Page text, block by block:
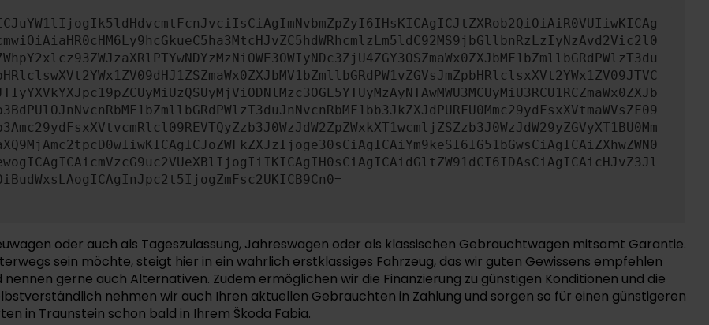
oder auch als Tageszulassung, Jahreswagen oder als klassischen Gebrauchtwagen mitsamt Garantie.
sein möchte, steigt hier in ein wahrlich erstklassiges Fahrzeug, das wir guten Gewissens empfehlen
gerne auch Alternativen. Zudem ermöglichen wir die Finanzierung zu günstigen Konditionen und die
nehmen wir auch Ihren aktuellen Gebrauchten in Zahlung und sorgen so für einen günstigeren
in Traunstein schon bald in Ihrem Škoda Fabia.